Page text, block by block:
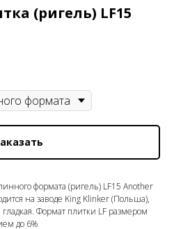
(ригель) LF15
формата (ригель) LF15 Another
на заводе King Klinker (Польша),
Формат плитки LF размером
до 6%